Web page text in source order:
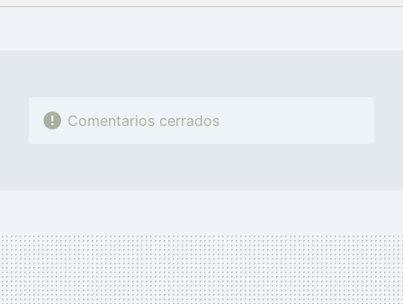
FACEBOOK
TWITTERFLIPBOARD
E-
WHATSAPP
Comentarios cerrados